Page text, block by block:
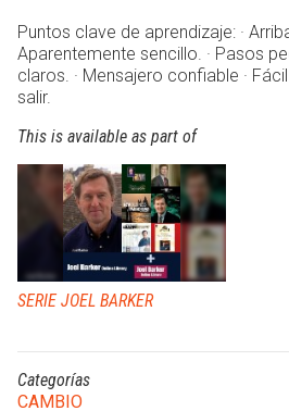
Puntos clave de aprendizaje: ·
Aparentemente sencillo. · Pasos
claros. · Mensajero confiable ·
salir.
This is available as part of
SERIE JOEL BARKER
Categorías
CAMBIO